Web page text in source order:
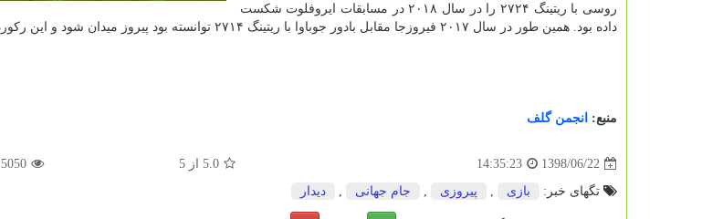
روسی با ریتینگ ۲۷۲۴ را در سال ۲۰۱۸ در مسابقات ایروفلوت شكست
داده بود. همین طور در سال ۲۰۱۷ فیروزجا مقابل بادور جوباوا با ریتینگ ۲۷۱۴ توانسته بود پیروز میدان شود و این ركورد را به نام خود ثبت كند.
منبع: انجمن گلف
1398/06/22
14:35:23
5.0 از5
5050
تگهای خبر: بازی , پیروزی , جام جهانی , دیدار